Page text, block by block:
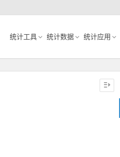
统计工具 统计数据 统计应用